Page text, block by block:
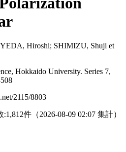
Hiroshi; SHIMIZU, Shuji et
Hokkaido University. Series 7,
2115/8803
:1,812件 （2026-08-09 02:07 集計）